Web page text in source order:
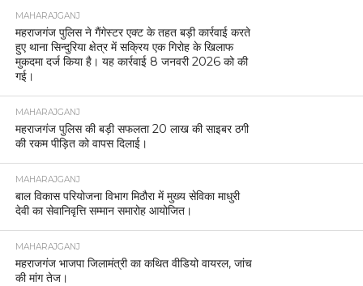
MAHARAJGANJ
महराजगंज पुलिस ने गैंगेस्टर एक्ट के तहत बड़ी कार्रवाई करते
हुए थाना सिन्दुरिया क्षेत्र में सक्रिय एक गिरोह के खिलाफ
मुकदमा दर्ज किया है। यह कार्रवाई 8 जनवरी 2026 को की
गई।
MAHARAJGANJ
महराजगंज पुलिस की बड़ी सफलता 20 लाख की साइबर ठगी
की रकम पीड़ित को वापस दिलाई।
MAHARAJGANJ
बाल विकास परियोजना विभाग मिठौरा में मुख्य सेविका माधुरी
देवी का सेवानिवृत्ति सम्मान समारोह आयोजित।
MAHARAJGANJ
महराजगंज भाजपा जिलामंत्री का कथित वीडियो वायरल, जांच
की मांग तेज।